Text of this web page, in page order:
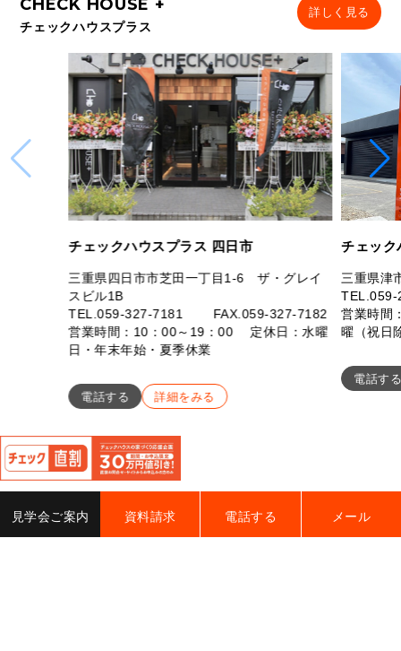
チェックハウスプラス
詳しく見る
チェックハウスプラス 四日市
三重県四日市市芝田一丁目1-6 ザ・グレイ
スビル1B
TEL.059-327-7181
FAX.059-327-7182
営業時間：10：00～19：00 定休日：水曜
日・年末年始・夏季休業
電話する 詳細をみる
チェック
三重県津
TEL.059-
営業時間
曜（祝日
電話す
見学会ご案内 資料請求 電話する メール